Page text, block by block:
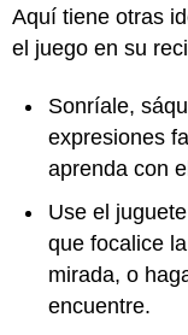
Aquí tiene otras
el juego en su
Sonríale,
expresiones
aprenda con
Use el
que focalice
mirada, o
encuentre.